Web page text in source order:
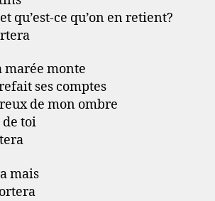
qu’est-ce qu’on en retient?
marée monte
ses comptes
de mon ombre
de toi
mais